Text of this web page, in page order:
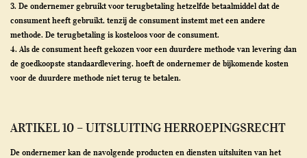
3. De ondernemer gebruikt voor terugbetaling hetzelfde betaalmiddel dat de
consument heeft gebruikt, tenzij de consument instemt met een andere
methode. De terugbetaling is kosteloos voor de consument.
4. Als de consument heeft gekozen voor een duurdere methode van levering dan
de goedkoopste standaardlevering, hoeft de ondernemer de bijkomende kosten
voor de duurdere methode niet terug te betalen.
ARTIKEL 10 – UITSLUITING HERROEPINGSRECHT
De ondernemer kan de navolgende producten en diensten uitsluiten van het